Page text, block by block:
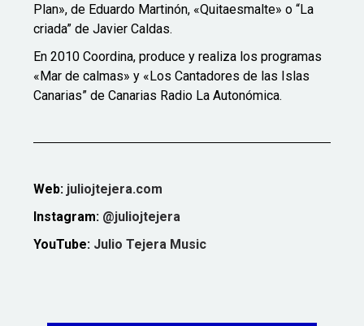
Plan», de Eduardo Martinón, «Quitaesmalte» o “La
criada” de Javier Caldas.
En 2010 Coordina, produce y realiza los programas
«Mar de calmas» y «Los Cantadores de las Islas
Canarias” de Canarias Radio La Autonómica.
Web: juliojtejera.com
Instagram: @juliojtejera
YouTube: Julio Tejera Music